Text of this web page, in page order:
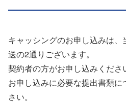
キャッシングのお申し込みは、
送の2通りございます。
契約者の方がお申し込みくださ
お申し込みに必要な提出書類に
さい。